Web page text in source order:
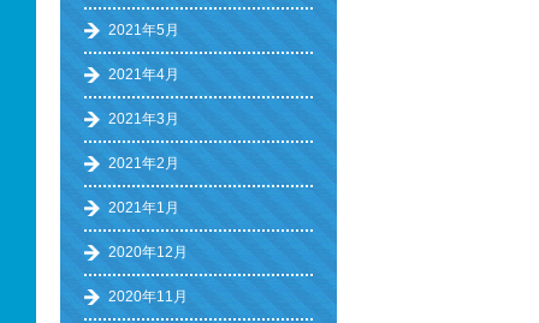
2021年5月
2021年4月
2021年3月
2021年2月
2021年1月
2020年12月
2020年11月